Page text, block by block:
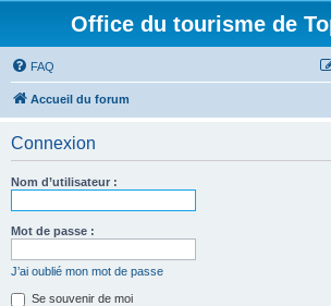
Office du tourisme de
FAQ
Accueil du forum
Connexion
Nom d’utilisateur :
Mot de passe :
J’ai oublié mon mot de passe
Se souvenir de moi